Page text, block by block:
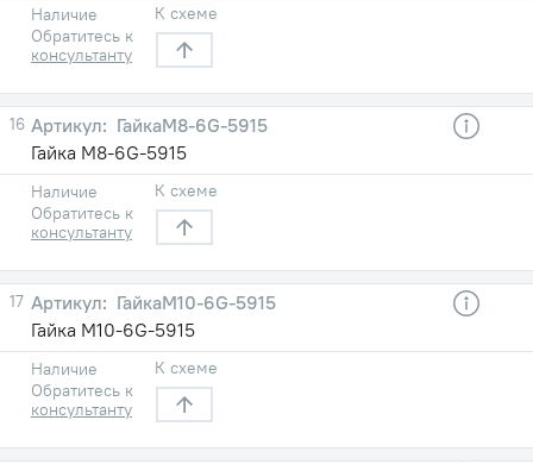
Наличие
Обратитесь к
консультанту
К схеме
16
ГайкаM8-6G-5915
Гайка M8-6G-5915
Наличие
Обратитесь к
консультанту
К схеме
17
ГайкаM10-6G-5915
Гайка M10-6G-5915
Наличие
Обратитесь к
консультанту
К схеме